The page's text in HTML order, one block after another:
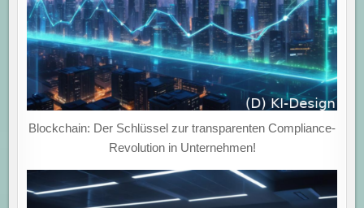
Blockchain: Der Schlüssel zur transparenten Compliance-
Revolution in Unternehmen!